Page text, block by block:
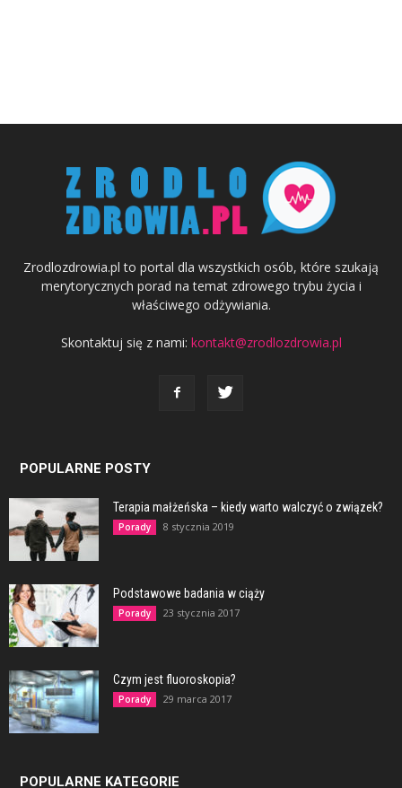
Zrodlozdrowia.pl to portal dla wszystkich osób, które szukają
merytorycznych porad na temat zdrowego trybu życia i
właściwego odżywiania.
Skontaktuj się z nami: kontakt@zrodlozdrowia.pl
POPULARNE POSTY
Terapia małżeńska – kiedy warto walczyć o związek?
Porady 8 stycznia 2019
Podstawowe badania w ciąży
Porady 23 stycznia 2017
Czym jest fluoroskopia?
Porady 29 marca 2017
POPULARNE KATEGORIE